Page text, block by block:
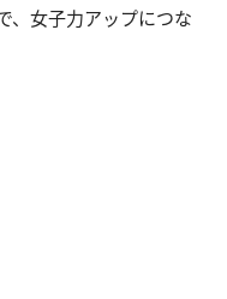
、女子力アップにつな